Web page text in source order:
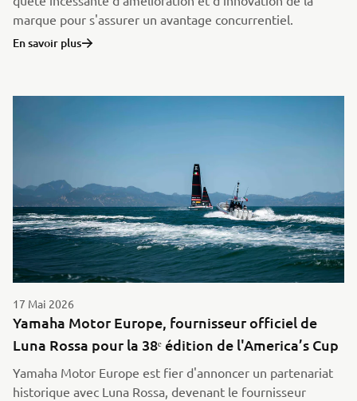
marque pour s'assurer un avantage concurrentiel.
En savoir plus
17 Mai 2026
Yamaha Motor Europe, fournisseur officiel de
Luna Rossa pour la 38ᵉ édition de l'America’s Cup
Yamaha Motor Europe est fier d'annoncer un partenariat
historique avec Luna Rossa, devenant le fournisseur